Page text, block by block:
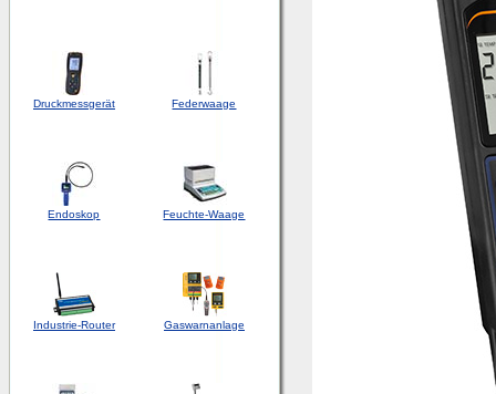
Druckmessgerät Federwaage
Endoskop Feuchte-Waage
Industrie-Router Gaswarnanlage